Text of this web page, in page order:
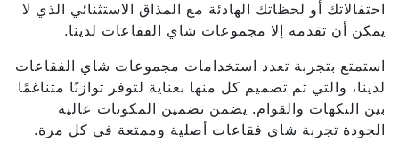
احتفالاتك أو لحظاتك الهادئة مع المذاق الاستثنائي الذي لا
يمكن أن تقدمه إلا مجموعات شاي الفقاعات لدينا.
استمتع بتجربة تعدد استخدامات مجموعات شاي الفقاعات
لدينا، والتي تم تصميم كل منها بعناية لتوفر توازنًا متناغمًا
بين النكهات والقوام. يضمن تضمين المكونات عالية
الجودة تجربة شاي فقاعات أصلية وممتعة في كل مرة.